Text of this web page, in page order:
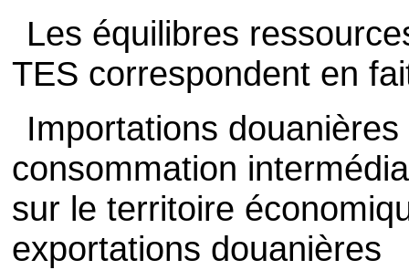
Les équilibres
TES correspondent en
Importations
consommation
sur le territoire
exportations douanières